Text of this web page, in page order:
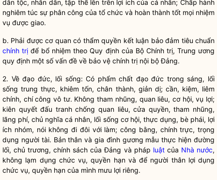
dân tộc, nhân dân, tập thể lên trên lợi ích của cá nhân; Chấp hành
nghiêm túc sự phân công của tổ chức và hoàn thành tốt mọi nhiệm
vụ được giao.
b. Phải được cơ quan có thẩmquyền kết luận bảo đảm tiêu chuẩn
chính trị để bổ nhiệm theo Quy định của Bộ Chính trị, Trung ương
quy định một số vấn đề về bảo vệ chính trị nội bộ Đảng.
2. Về đạo đức, lối sống: Có phẩm chất đạo đức trong sáng, lối
sống trung thực, khiêm tốn, chân thành, giản dị; cần, kiệm, liêm
chính, chí công vô tư. Không tham nhũng, quan liêu, cơ hội, vụ lợi;
kiên quyết đấu tranh chống quan liêu, cửa quyền, tham nhũng,
lãng phí, chủ nghĩa cá nhân, lối sống cơ hội, thực dụng, bè phái, lợi
ích nhóm, nói không đi đôi với làm; công bằng, chính trực, trọng
dụng người tài. Bản thân và gia đình gương mẫu thực hiện đường
lối, chủ trương, chính sách của Đảng và pháp luậtcủa Nhà nước,
không lạm dụng chức vụ, quyền hạn và để người thân lợi dụng
chức vụ, quyền hạn của mình mưu lợi riêng.